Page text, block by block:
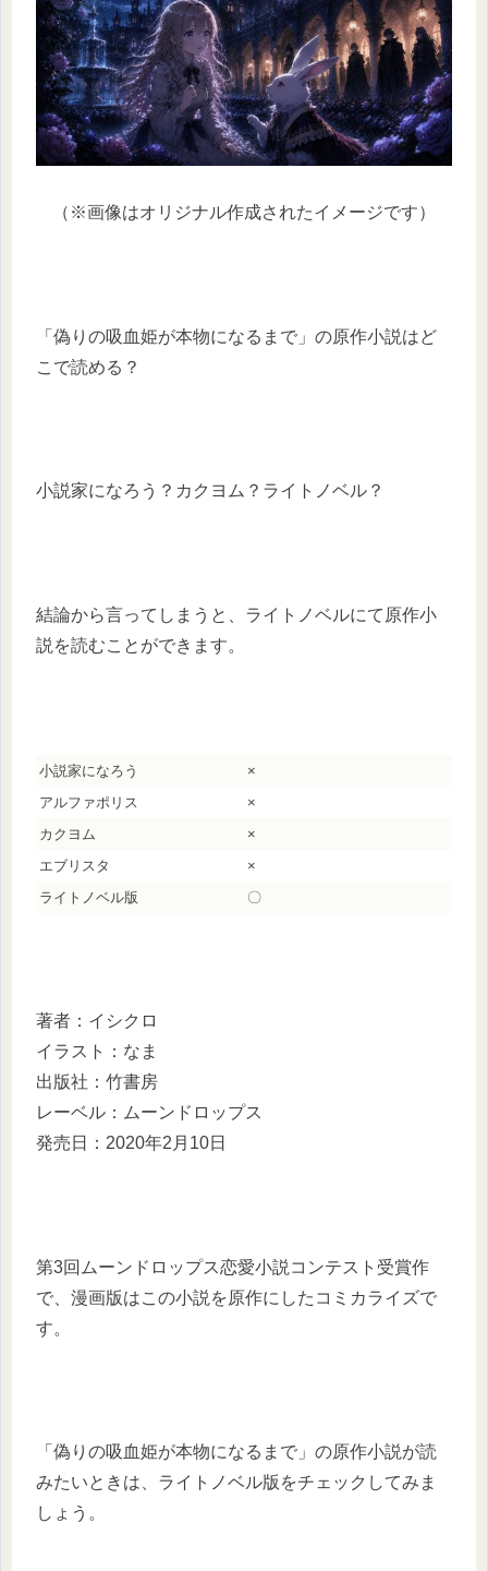
（※画像はオリジナル作成されたイメージです）
「偽りの吸血姫が本物になるまで」の原作小説はど
こで読める？
小説家になろう？カクヨム？ライトノベル？
結論から言ってしまうと、ライトノベルにて原作小
説を読むことができます。
小説家になろう
×
アルファポリス
×
カクヨム
×
エブリスタ
×
ライトノベル版
〇
著者：イシクロ
イラスト：なま
出版社：竹書房
レーベル：ムーンドロップス
発売日：2020年2月10日
第3回ムーンドロップス恋愛小説コンテスト受賞作
で、漫画版はこの小説を原作にしたコミカライズで
す。
「偽りの吸血姫が本物になるまで」の原作小説が読
みたいときは、ライトノベル版をチェックしてみま
しょう。